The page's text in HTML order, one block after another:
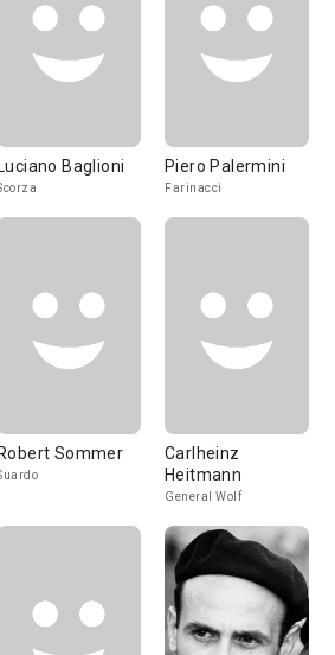
Luciano Baglioni Piero Palermini
Farinacci
Robert Sommer
Carlheinz
Heitmann
General Wolf